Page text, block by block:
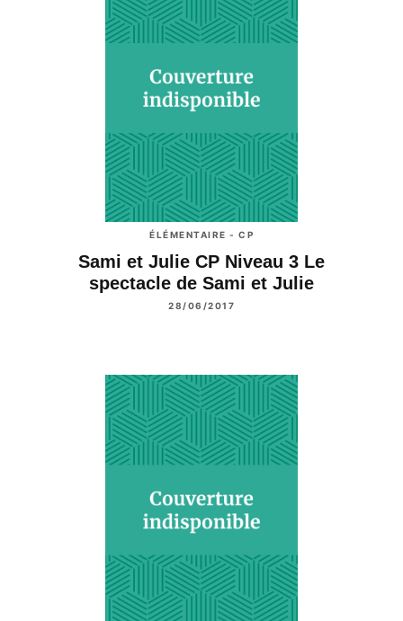
ÉLÉMENTAIRE - CP
Sami et Julie CP Niveau 3 Le
spectacle de Sami et Julie
28/06/2017